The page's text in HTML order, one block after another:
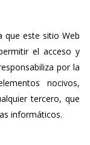
que este sitio Web
el acceso y
por la
nocivos,
tercero, que
informáticos.